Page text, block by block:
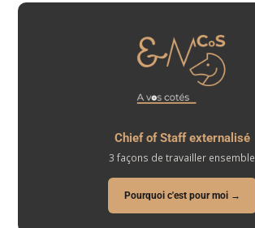
Chief of Staff externalisé
3 façons de travailler ensemble
Pourquoi c'est pour moi →